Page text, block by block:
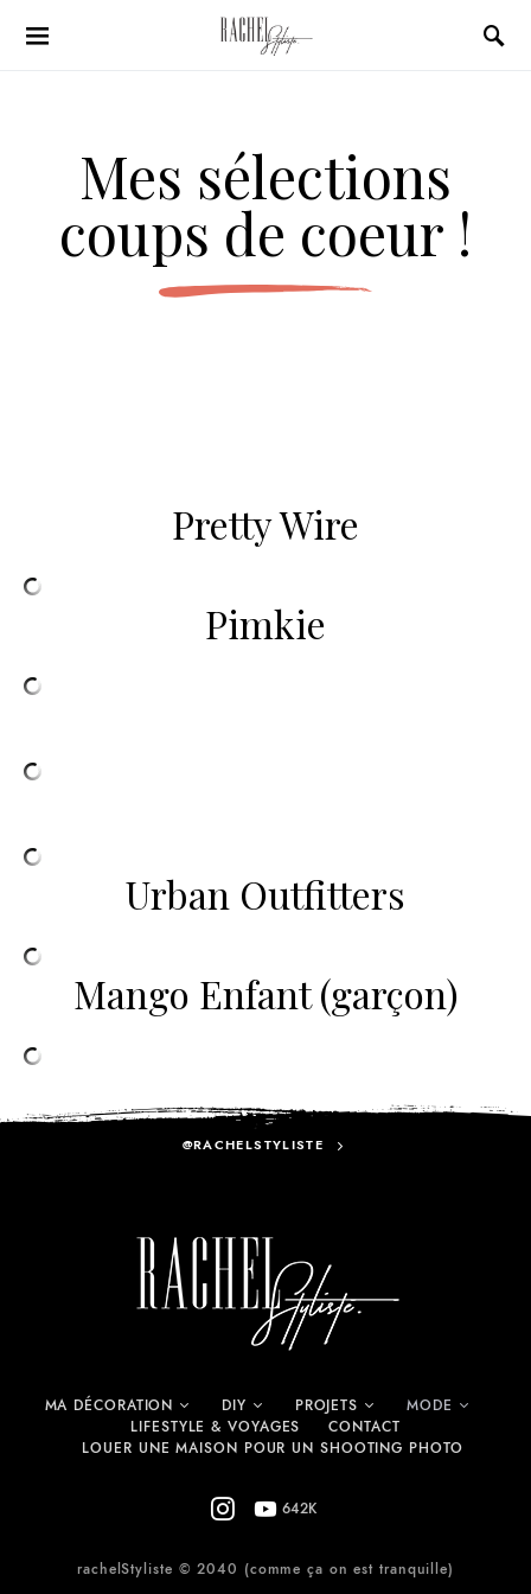
Search for:
Mes sélections
coups de coeur !
Pretty Wire
Pimkie
Urban Outfitters
Mango Enfant (garçon)
@RACHELSTYLISTE
MA DÉCORATION DIY PROJETS
MODE
LIFESTYLE & VOYAGES
CONTACT
LOUER UNE MAISON POUR UN SHOOTING PHOTO
642K
rachelStyliste © 2040 (comme ça on est tranquille)